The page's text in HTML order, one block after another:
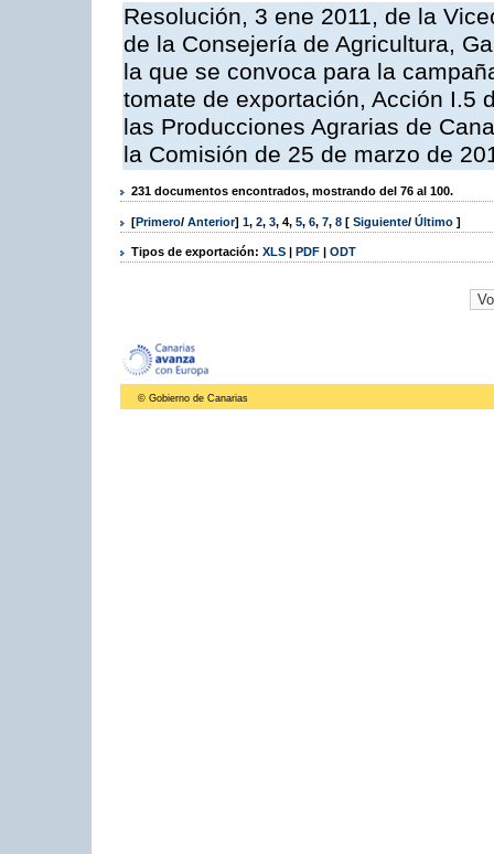
Resolución, 3 ene 2011, de la
de la Consejería de Agricultura,
la que se convoca para la
tomate de exportación, Acción I.5
las Producciones Agrarias de
la Comisión de 25 de marzo de
231 documentos encontrados, mostrando del 76 al 100.
[Primero/ Anterior] 1, 2, 3, 4, 5, 6, 7, 8 [ Siguiente/ Último ]
Tipos de exportación: XLS | PDF | ODT
© Gobierno de Canarias